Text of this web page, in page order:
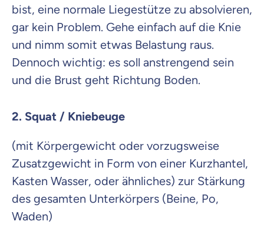
bist, eine normale Liegestütze zu absolvieren,
gar kein Problem. Gehe einfach auf die Knie
und nimm somit etwas Belastung raus.
Dennoch wichtig: es soll anstrengend sein
und die Brust geht Richtung Boden.
2. Squat / Kniebeuge
(mit Körpergewicht oder vorzugsweise
Zusatzgewicht in Form von einer Kurzhantel,
Kasten Wasser, oder ähnliches) zur Stärkung
des gesamten Unterkörpers (Beine, Po,
Waden)